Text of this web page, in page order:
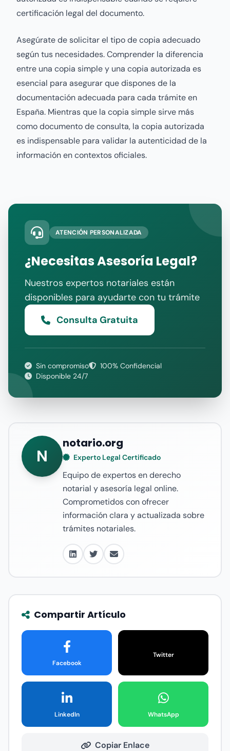
certificación legal del documento.
Asegúrate de solicitar el tipo de copia adecuado
según tus necesidades. Comprender la diferencia
entre una copia simple y una copia autorizada es
esencial para asegurar que dispones de la
documentación adecuada para cada trámite en
España. Mientras que la copia simple sirve más
como documento de consulta, la copia autorizada
es indispensable para validar la autenticidad de la
información en contextos oficiales.
ATENCIÓN PERSONALIZADA
¿Necesitas Asesoría Legal?
Nuestros expertos notariales están
disponibles para ayudarte con tu trámite
Consulta Gratuita
Sin compromiso
100% Confidencial
Disponible 24/7
N
notario.org
Experto Legal Certificado
Equipo de expertos en derecho
notarial y asesoría legal online.
Comprometidos con ofrecer
información clara y actualizada sobre
trámites notariales.
Compartir Artículo
Facebook
Twitter
LinkedIn WhatsApp
Copiar Enlace